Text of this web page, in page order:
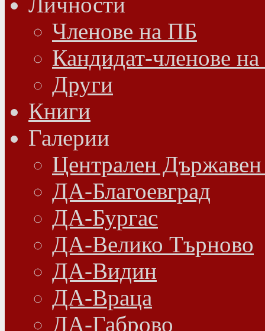
Членове на ПБ
Кандидат-членове
Други
Книги
Галерии
Централен
ДА-Благоевград
ДА-Бургас
ДА-Велико Търново
ДА-Видин
ДА-Враца
ДА-Габрово